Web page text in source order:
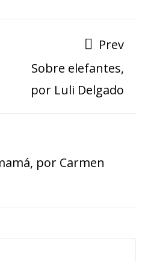
Prev
Sobre elefantes,
por Luli Delgado
por Carmen